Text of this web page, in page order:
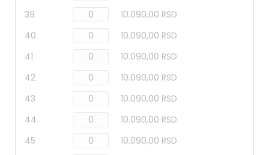
39
10.090,00 RSD
40
10.090,00 RSD
41
10.090,00 RSD
42
10.090,00 RSD
43
10.090,00 RSD
44
10.090,00 RSD
45
10.090,00 RSD